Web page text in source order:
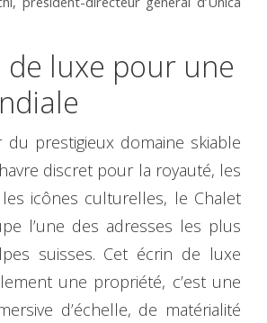
de luxe pour une
prestigieux domaine skiable
discret pour la royauté, les
icônes culturelles, le Chalet
l’une des adresses les plus
suisses. Cet écrin de luxe
une propriété, c’est une
d’échelle, de matérialité